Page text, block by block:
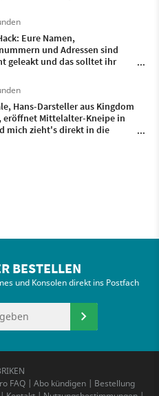
Eure Namen,
und Adressen sind
geleakt und das solltet ihr
Hans-Darsteller aus Kingdom
eröffnet Mittelalter-Kneipe in
mich zieht's direkt in die
BESTELLEN
und Konsolen direkt ins Postfach
FAQ| Abo kündigen| Bestellung